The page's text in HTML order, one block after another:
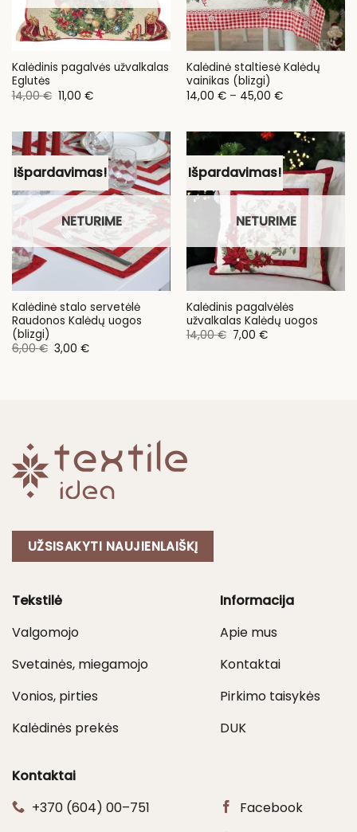
Kalėdinis pagalvės užvalkalas
Eglutės
14,00€ Original
price
11,00 €Current
Kalėdinė staltiesė Kalėdų
vainikas (blizgi)
14,00 € – 45,00 €Price
45,00 €
Išpardavimas!
NETURIME
Kalėdinė stalo servetėlė
Raudonos Kalėdų uogos
(blizgi)
6,00€ Original
price
3,00 €Current
Išpardavimas!
NETURIME
Kalėdinis pagalvėlės
užvalkalas Kalėdų uogos
14,00€ Original
price
7,00 €Current
UŽSISAKYTI NAUJIENLAIŠKĮ
Tekstilė
Valgomojo
Svetainės, miegamojo
Vonios, pirties
Kalėdinės prekės
Informacija
Apie mus
Kontaktai
Pirkimo taisykės
DUK
Kontaktai
+370 (604) 00–751
Facebook